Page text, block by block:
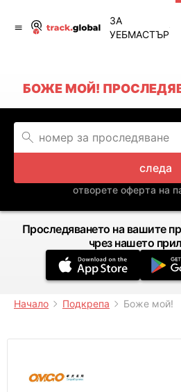
ЗА
УЕБМАСТЪР
БОЖЕ МОЙ!
следа
отворете оферта на
Проследяването на вашите
чрез нашето
Начало Подкрепа Боже мой!